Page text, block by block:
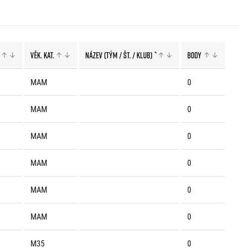
Věk. kat. Název (tým / št. / klub)` Body
MAM 0
MAM 0
MAM 0
MAM 0
MAM 0
MAM 0
M35 0